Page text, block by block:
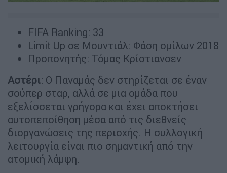
FIFA Ranking: 33
Limit Up σε Μουντιάλ: Φάση ομίλων 2018
Προπονητής: Τόμας Κρίστιανσεν
Αστέρι: Ο Παναμάς δεν στηρίζεται σε έναν
σούπερ σταρ, αλλά σε μια ομάδα που
εξελίσσεται γρήγορα και έχει αποκτήσει
αυτοπεποίθηση μέσα από τις διεθνείς
διοργανώσεις της περιοχής. Η συλλογική
λειτουργία είναι πιο σημαντική από την
ατομική λάμψη.